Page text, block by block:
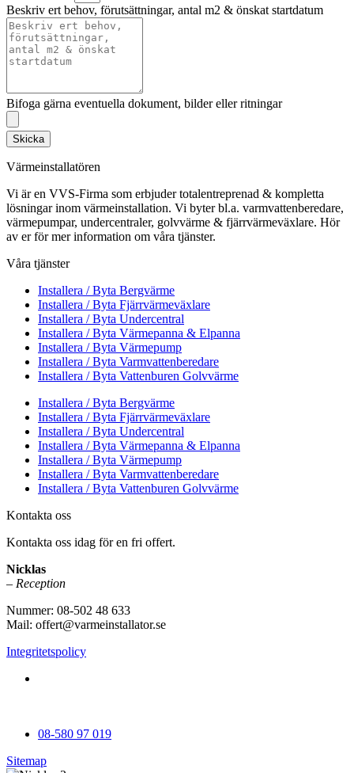
Beskriv ert behov, förutsättningar, antal m2 & önskat startdatum
Bifoga gärna eventuella dokument, bilder eller ritningar
Skicka
Värmeinstallatören
Vi är en VVS-Firma som erbjuder totalentreprenad & kompletta
lösningar inom värmeinstallation. Vi byter bl.a. varmvattenberedare,
värmepumpar, undercentraler, golvvärme & fjärrvärmeväxlare. Hör
av er för mer information om våra tjänster.
Våra tjänster
Installera / Byta Bergvärme
Installera / Byta Fjärrvärmeväxlare
Installera / Byta Undercentral
Installera / Byta Värmepanna & Elpanna
Installera / Byta Värmepump
Installera / Byta Varmvattenberedare
Installera / Byta Vattenburen Golvvärme
Installera / Byta Bergvärme
Installera / Byta Fjärrvärmeväxlare
Installera / Byta Undercentral
Installera / Byta Värmepanna & Elpanna
Installera / Byta Värmepump
Installera / Byta Varmvattenberedare
Installera / Byta Vattenburen Golvvärme
Kontakta oss
Kontakta oss idag för en fri offert.
Nicklas
– Reception
Nummer: 08-502 48 633
Mail: offert@varmeinstallator.se
Integritetspolicy
08-580 97 019
Sitemap